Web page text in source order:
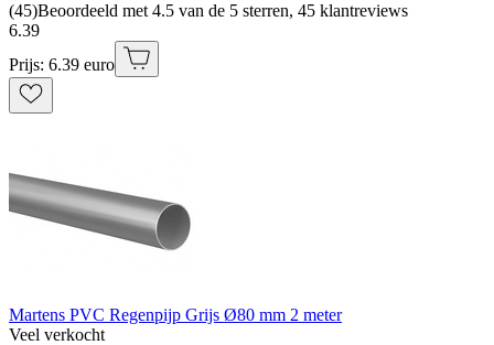
(45)Beoordeeld met 4.5 van de 5 sterren, 45 klantreviews
6.39
Prijs: 6.39 euro
Martens PVC Regenpijp Grijs Ø80 mm 2 meter
Veel verkocht